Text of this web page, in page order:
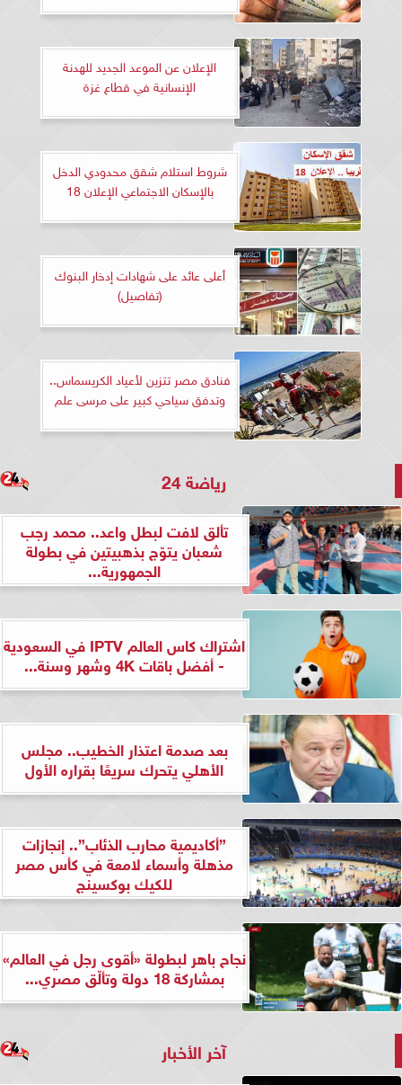
الإعلان عن الموعد الجديد للهدنة
الإنسانية في قطاع غزة
شروط استلام شقق محدودي الدخل
بالإسكان الاجتماعي الإعلان 18
أعلى عائد على شهادات إدخار البنوك
(تفاصيل)
فنادق مصر تتزين لأعياد الكريسماس..
وتدفق سياحي كبير على مرسى علم
رياضة 24
تألق لافت لبطل واعد.. محمد رجب
شعبان يتوّج بذهبيتين في بطولة
الجمهورية...
اشتراك كاس العالم IPTV في السعودية
- أفضل باقات 4K وشهر وسنة...
بعد صدمة اعتذار الخطيب.. مجلس
الأهلي يتحرك سريعًا بقراره الأول
”أكاديمية محارب الذئاب”.. إنجازات
مذهلة وأسماء لامعة في كأس مصر
للكيك بوكسينج
نجاح باهر لبطولة «أقوى رجل في العالم»
بمشاركة 18 دولة وتألّق مصري...
آخر الأخبار